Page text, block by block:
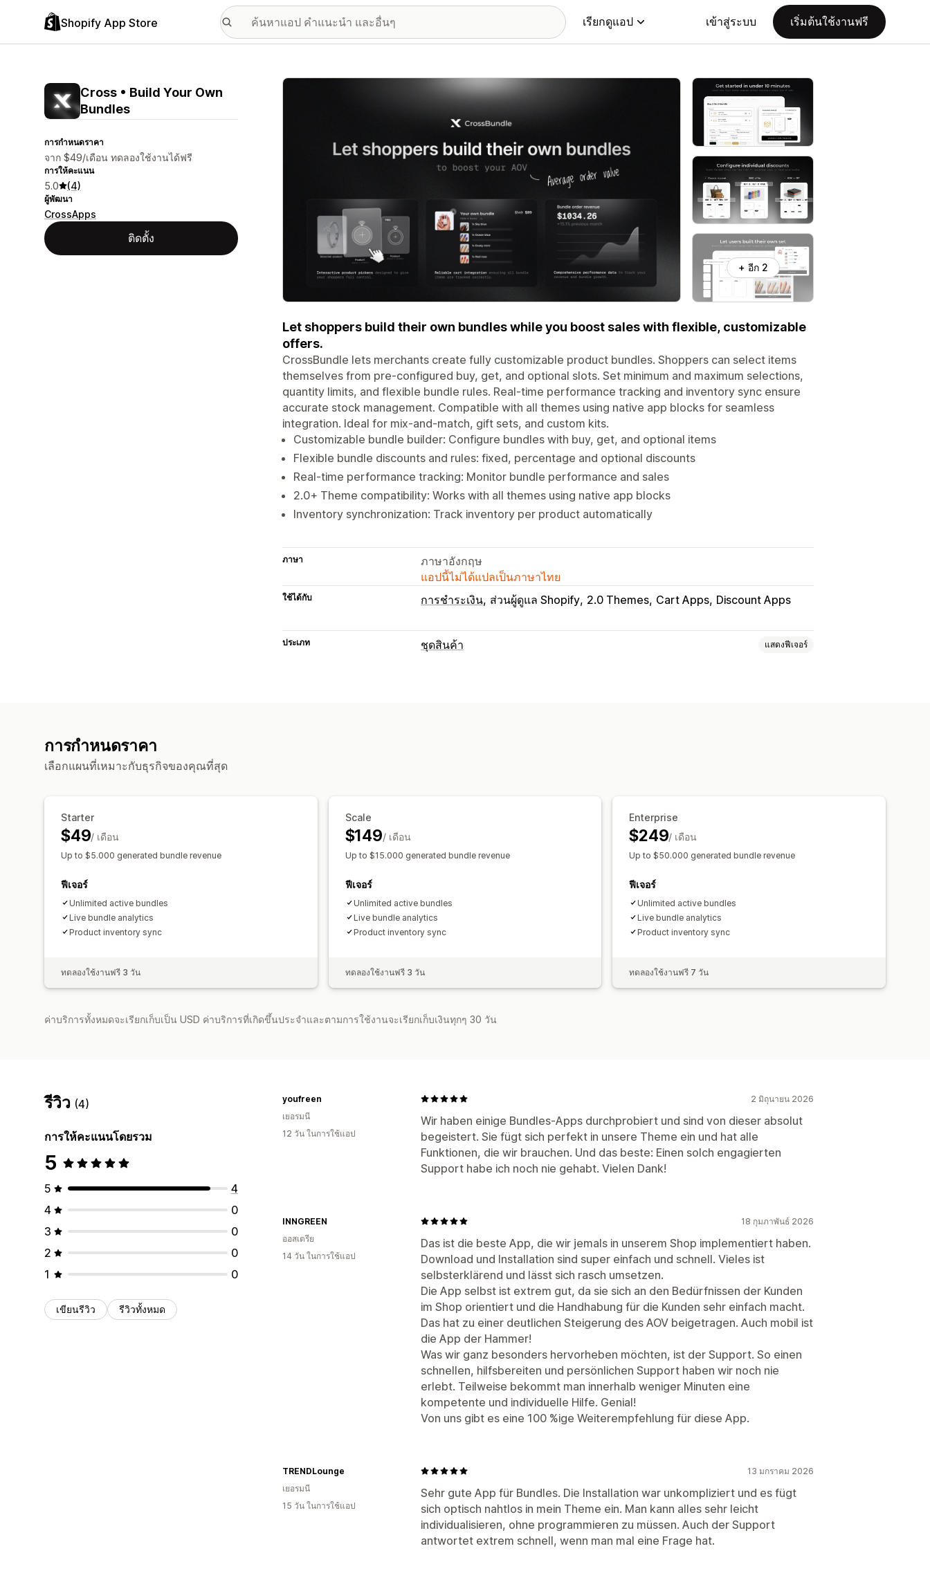
Shopify App Store เรียกดูแอป เข้าสู่ระบบ เริ่มต้นใช้งานฟรี
Cross • Build Your Own
Bundles
การกำหนดราคา
จาก $49/เดือน ทดลองใช้งานได้ฟรี
การให้คะแนน
5.0 (4)
ผู้พัฒนา
CrossApps
ติดตั้ง
แกลเลอรีรูปภาพที่แสดง
+ อีก 2
Let shoppers build their own bundles while you boost sales with flexible, customizable
offers.
CrossBundle lets merchants create fully customizable product bundles. Shoppers can select items
themselves from pre-configured buy, get, and optional slots. Set minimum and maximum selections,
quantity limits, and flexible bundle rules. Real-time performance tracking and inventory sync ensure
accurate stock management. Compatible with all themes using native app blocks for seamless
integration. Ideal for mix-and-match, gift sets, and custom kits.
Customizable bundle builder: Configure bundles with buy, get, and optional items
Flexible bundle discounts and rules: fixed, percentage and optional discounts
Real-time performance tracking: Monitor bundle performance and sales
2.0+ Theme compatibility: Works with all themes using native app blocks
Inventory synchronization: Track inventory per product automatically
ภาษา
ภาษาอังกฤษ
แอปนี้ไม่ได้แปลเป็นภาษาไทย
ใช้ได้กับ การชำระเงิน ส่วนผู้ดูแล Shopify 2.0 Themes Cart Apps Discount Apps
ประเภท ชุดสินค้า แสดงฟีเจอร์
การกำหนดราคา
เลือกแผนที่เหมาะกับธุรกิจของคุณที่สุด
Starter
$49/ เดือน
Up to $5.000 generated bundle revenue
ฟีเจอร์
Unlimited active bundles
Live bundle analytics
Product inventory sync
ทดลองใช้งานฟรี 3 วัน
Scale
$149/ เดือน
Up to $15.000 generated bundle revenue
ฟีเจอร์
Unlimited active bundles
Live bundle analytics
Product inventory sync
ทดลองใช้งานฟรี 3 วัน
Enterprise
$249/ เดือน
Up to $50.000 generated bundle revenue
ฟีเจอร์
Unlimited active bundles
Live bundle analytics
Product inventory sync
ทดลองใช้งานฟรี 7 วัน
ค่าบริการทั้งหมดจะเรียกเก็บเป็น USD ค่าบริการที่เกิดขึ้นประจำและตามการใช้งานจะเรียกเก็บเงินทุกๆ 30 วัน
รีวิว (4)
การให้คะแนนโดยรวม
5
5
4
4
0
3
0
2
0
1
0
เขียนรีวิว รีวิวทั้งหมด
2 มิถุนายน 2026
Wir haben einige Bundles-Apps durchprobiert und sind von dieser absolut
begeistert. Sie fügt sich perfekt in unsere Theme ein und hat alle
Funktionen, die wir brauchen. Und das beste: Einen solch engagierten
Support habe ich noch nie gehabt. Vielen Dank!
youfreen
เยอรมนี
12 วัน ในการใช้แอป
18 กุมภาพันธ์ 2026
Das ist die beste App, die wir jemals in unserem Shop implementiert haben.
Download und Installation sind super einfach und schnell. Vieles ist
selbsterklärend und lässt sich rasch umsetzen.
Die App selbst ist extrem gut, da sie sich an den Bedürfnissen der Kunden
im Shop orientiert und die Handhabung für die Kunden sehr einfach macht.
Das hat zu einer deutlichen Steigerung des AOV beigetragen. Auch mobil ist
die App der Hammer!
Was wir ganz besonders hervorheben möchten, ist der Support. So einen
schnellen, hilfsbereiten und persönlichen Support haben wir noch nie
erlebt. Teilweise bekommt man innerhalb weniger Minuten eine
kompetente und individuelle Hilfe. Genial!
Von uns gibt es eine 100 %ige Weiterempfehlung für diese App.
INNGREEN
ออสเตรีย
14 วัน ในการใช้แอป
13 มกราคม 2026
Sehr gute App für Bundles. Die Installation war unkompliziert und es fügt
sich optisch nahtlos in mein Theme ein. Man kann alles sehr leicht
individualisieren, ohne programmieren zu müssen. Auch der Support
antwortet extrem schnell, wenn man mal eine Frage hat.
TRENDLounge
เยอรมนี
15 วัน ในการใช้แอป